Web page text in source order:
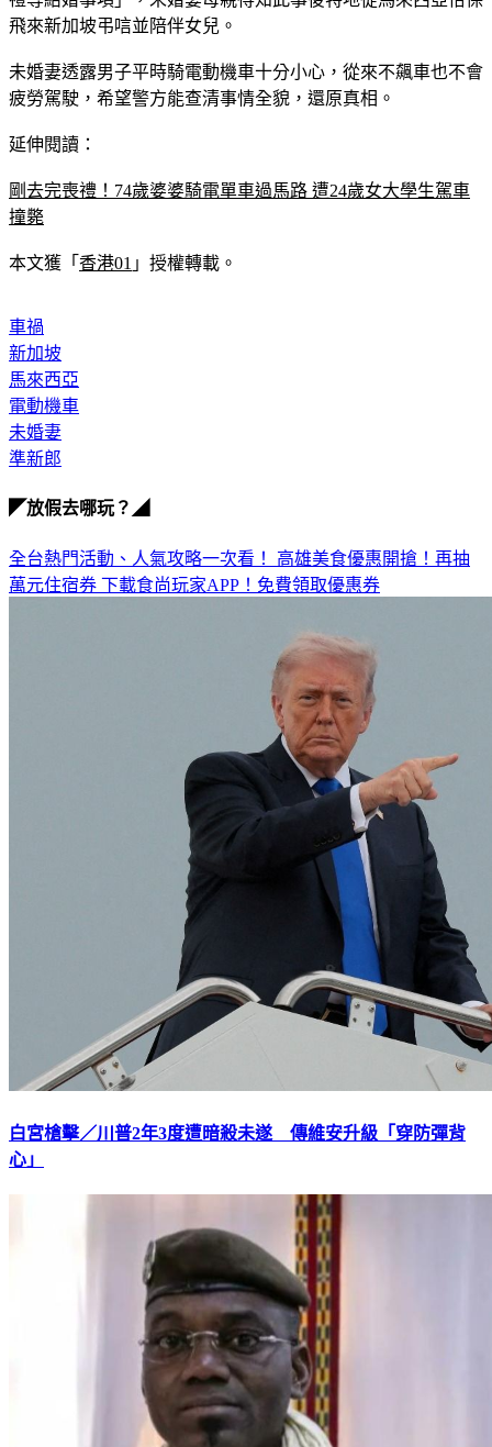
飛來新加坡弔唁並陪伴女兒。
未婚妻透露男子平時騎電動機車十分小心，從來不飆車也不會
疲勞駕駛，希望警方能查清事情全貌，還原真相。
延伸閱讀：
剛去完喪禮！74歲婆婆騎電單車過馬路 遭24歲女大學生駕車
撞斃
本文獲「 香港01 」授權轉載。
車禍
新加坡
馬來西亞
電動機車
未婚妻
準新郎
◤放假去哪玩？◢
全台熱門活動、人氣攻略一次看！ 高雄美食優惠開搶！再抽
萬元住宿券 下載食尚玩家APP！免費領取優惠券
白宮槍擊／川普2年3度遭暗殺未遂 傳維安升級「穿防彈背
心」